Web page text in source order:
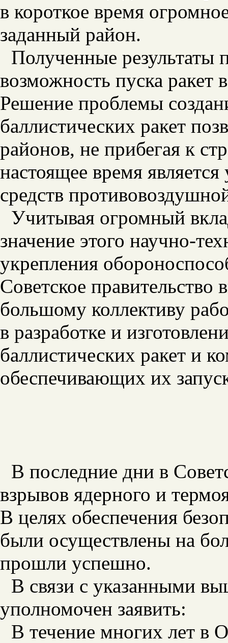
в короткое время
заданный район.
Полученные результаты
возможность пуска
Решение проблемы
баллистических ракет
районов, не прибегая к
настоящее время
средств
Учитывая огромный
значение этого научно-
укрепления
Советское правительство
большому коллективу
в разработке и
баллистических ракет и
обеспечивающих их
В последние дни в
взрывов ядерного и
В целях обеспечения
были осуществлены на
прошли успешно.
В связи с указанными
уполномочен заявить:
В течение многих лет в